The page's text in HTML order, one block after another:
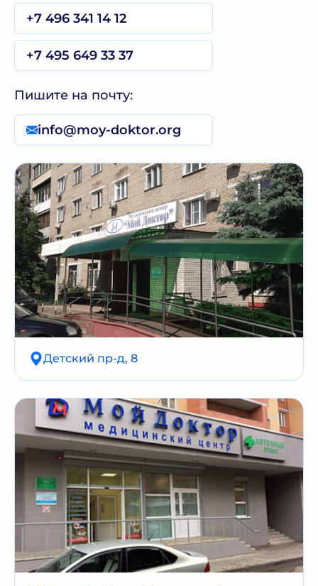
+7 496 341 14 12
+7 495 649 33 37
Пишите на почту:
info@moy-doktor.org
Детский пр-д, 8